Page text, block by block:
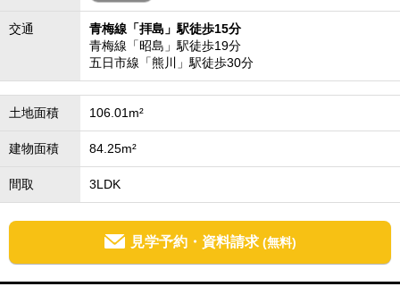
交通
青梅線「拝島」駅徒歩15分
青梅線「昭島」駅徒歩19分
五日市線「熊川」駅徒歩30分
土地面積 106.01m²
建物面積 84.25m²
間取 3LDK
見学予約・資料請求 (無料)